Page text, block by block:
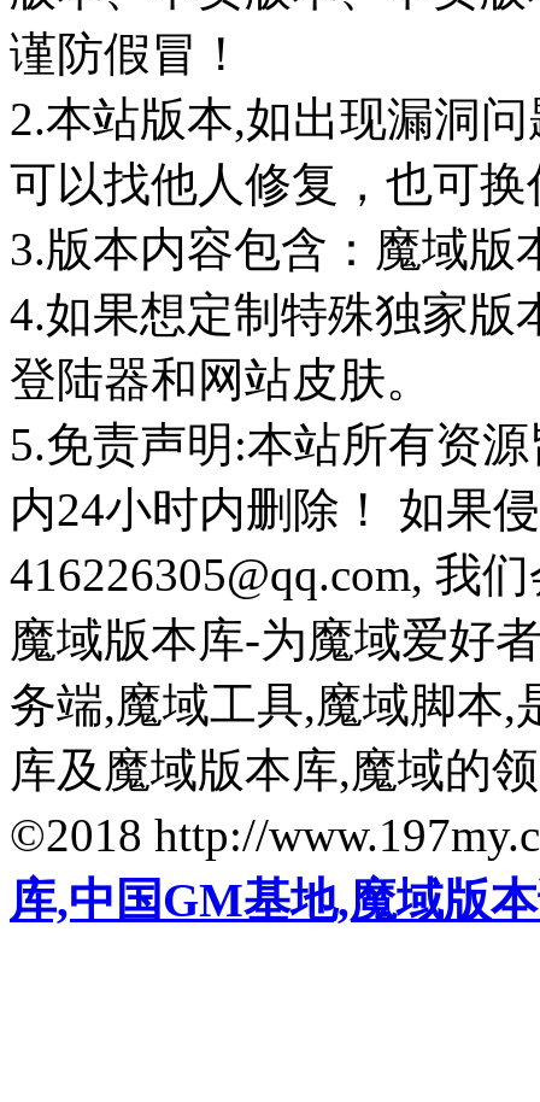
谨防假冒！
2.本站版本,如出现漏洞
可以找他人修复，也可
3.版本内容包含：魔域版
4.如果想定制特殊独家
登陆器和网站皮肤。
5.免责声明:本站所有资
内24小时内删除！ 如果
416226305@qq.com, 我
魔域版本库-为魔域爱好
务端,魔域工具,魔域脚本
库及魔域版本库,魔域的
©2018 http://
库,中国GM基地,魔域版